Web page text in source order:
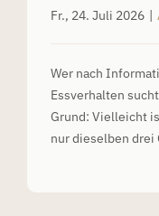
Fr., 24. Juli 2026 |
Wer nach
Essverhalten
Grund: Vielleicht
nur dieselben drei